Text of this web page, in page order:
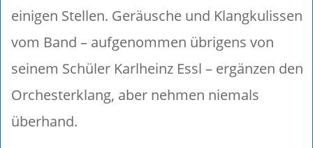
einigen Stellen. Geräusche und Klangkulissen
vom Band – aufgenommen übrigens von
seinem Schüler Karlheinz Essl – ergänzen den
Orchesterklang, aber nehmen niemals
überhand.